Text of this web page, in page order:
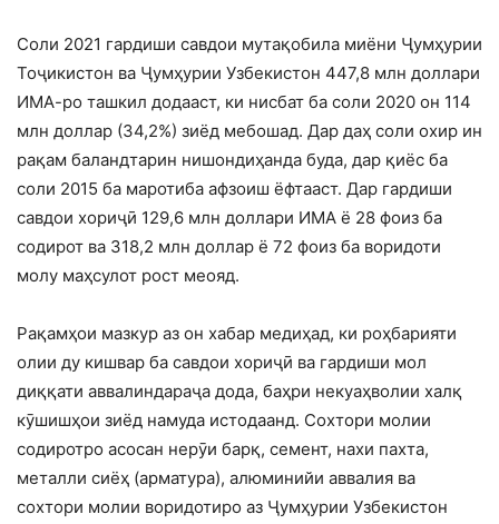
Соли 2021 гардиши савдои мутақобила миёни Ҷумҳурии
Тоҷикистон ва Ҷумҳурии Узбекистон 447,8 млн доллари
ИМА-ро ташкил додааст, ки нисбат ба соли 2020 он 114
млн доллар (34,2%) зиёд мебошад. Дар даҳ соли охир ин
рақам баландтарин нишондиҳанда буда, дар қиёс ба
соли 2015 ба маротиба афзоиш ёфтааст. Дар гардиши
савдои хориҷӣ 129,6 млн доллари ИМА ё 28 фоиз ба
содирот ва 318,2 млн доллар ё 72 фоиз ба воридоти
молу маҳсулот рост меояд.
Рақамҳои мазкур аз он хабар медиҳад, ки роҳбарияти
олии ду кишвар ба савдои хориҷӣ ва гардиши мол
диққати аввалиндараҷа дода, баҳри некуаҳволии халқ
кӯшишҳои зиёд намуда истодаанд. Сохтори молии
содиротро асосан нерӯи барқ, семент, нахи пахта,
металли сиёҳ (арматура), алюминийи аввалия ва
сохтори молии воридотиро аз Ҷумҳурии Узбекистон